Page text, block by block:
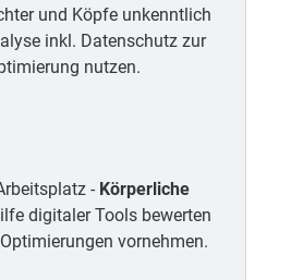
und Köpfe unkenntlich
inkl. Datenschutz zur
nutzen.
- Körperliche
digitaler Tools bewerten
vornehmen.